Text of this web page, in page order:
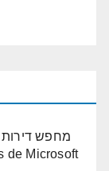
מחפש דירות
de Microsoft